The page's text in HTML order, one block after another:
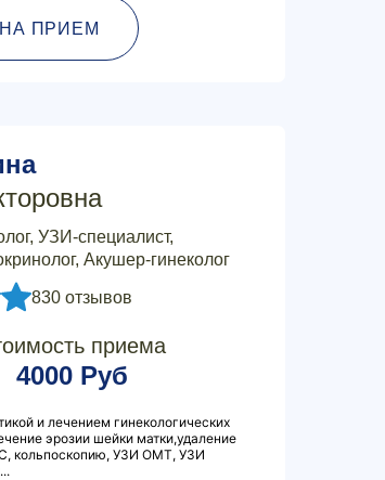
ПРИЕМ
УЗИ-специалист,
Акушер-гинеколог
830 отзывов
приема
4000 Руб
и лечением гинекологических
эрозии шейки матки,удаление
кольпоскопию, УЗИ ОМТ, УЗИ